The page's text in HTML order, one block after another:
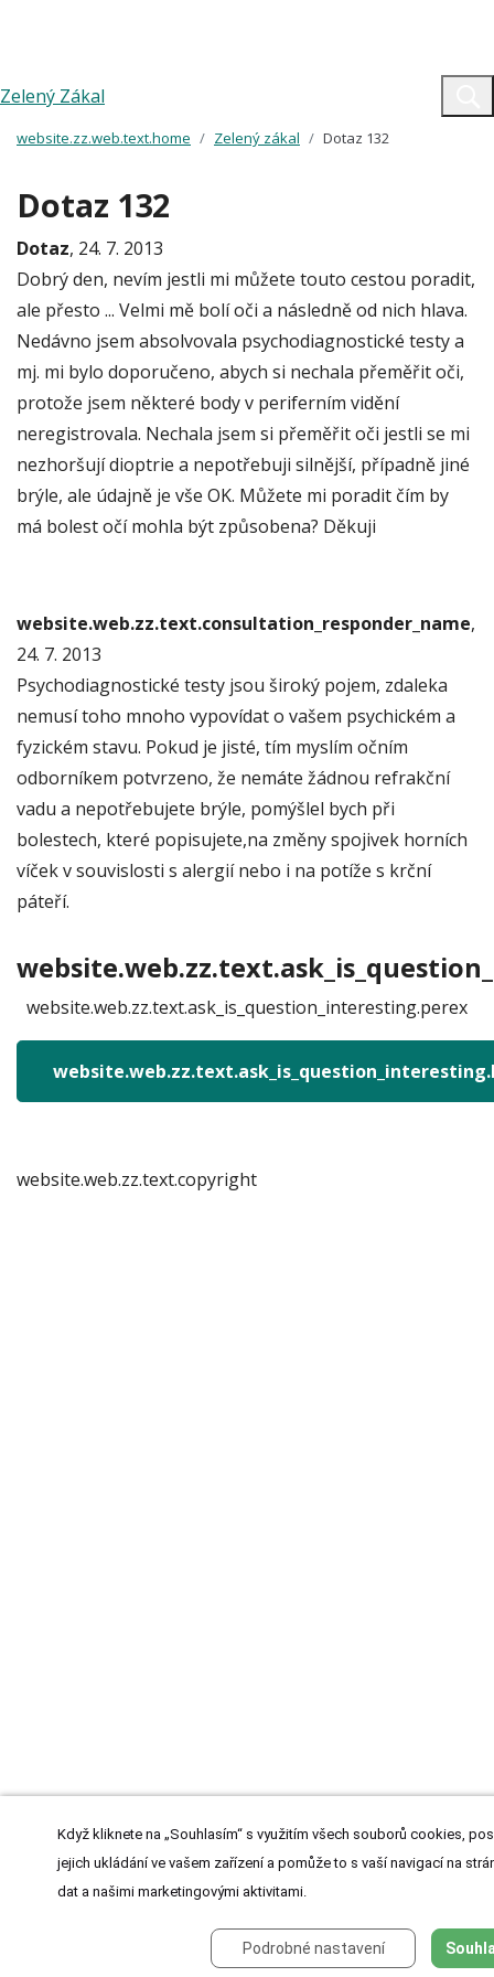
Zelený Zákal
website.zz.web.text.home Zelený zákal Dotaz 132
Dotaz 132
Dotaz, 24. 7. 2013
Dobrý den, nevím jestli mi můžete touto cestou poradit,
ale přesto ... Velmi mě bolí oči a následně od nich hlava.
Nedávno jsem absolvovala psychodiagnostické testy a
mj. mi bylo doporučeno, abych si nechala přeměřit oči,
protože jsem některé body v periferním vidění
neregistrovala. Nechala jsem si přeměřit oči jestli se mi
nezhoršují dioptrie a nepotřebuji silnější, případně jiné
brýle, ale údajně je vše OK. Můžete mi poradit čím by
má bolest očí mohla být způsobena? Děkuji
website.web.zz.text.consultation_responder_name,
24. 7. 2013
Psychodiagnostické testy jsou široký pojem, zdaleka
nemusí toho mnoho vypovídat o vašem psychickém a
fyzickém stavu. Pokud je jisté, tím myslím očním
odborníkem potvrzeno, že nemáte žádnou refrakční
vadu a nepotřebujete brýle, pomýšlel bych při
bolestech, které popisujete,na změny spojivek horních
víček v souvislosti s alergií nebo i na potíže s krční
páteří.
website.web.zz.text.ask_is_question_interesting.perex
website.web.zz.text.copyright
Když kliknete na „Souhlasím“ s využitím všech souborů cookies,
jejich ukládání ve vašem zařízení a pomůže to s vaší navigací na
dat a našimi marketingovými aktivitami.
Podrobné nastavení